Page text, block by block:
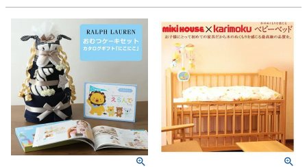
イビー クリスマス ハロウィ
ン バレンタイン 七五三 初節
句 子供の日
ちゃん 名入れ 出産記念品 誕
生日 赤ちゃん 子供 出産 ベイ
ビー クリスマス 七五三 初節
句 人気